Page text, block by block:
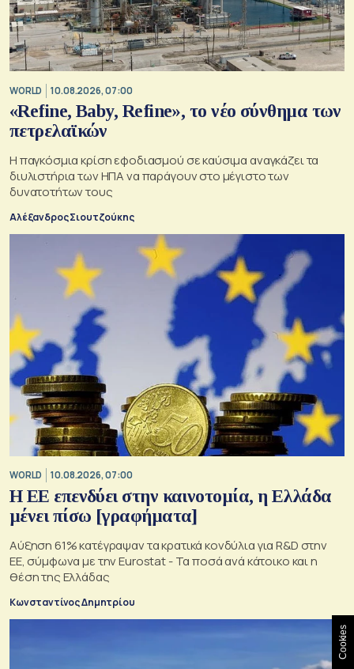
WORLD 10.08.2026, 07:00
«Refine, Baby, Refine», το νέο σύνθημα των
πετρελαϊκών
Η παγκόσμια κρίση εφοδιασμού σε καύσιμα αναγκάζει τα
διυλιστήρια των ΗΠΑ να παράγουν στο μέγιστο των
δυνατοτήτων τους
Αλέξανδρος Σιουτζούκης
WORLD 10.08.2026, 07:00
Η ΕΕ επενδύει στην καινοτομία, η Ελλάδα
μένει πίσω [γραφήματα]
Αύξηση 61% κατέγραψαν τα κρατικά κονδύλια για R&D στην
ΕΕ, σύμφωνα με την Eurostat - Τα ποσά ανά κάτοικο και η
θέση της Ελλάδας
Κωνσταντίνος Δημητρίου
Cookies